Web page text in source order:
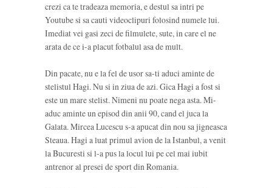
crezi ca te tradeaza memoria, e destul sa intri pe
Youtube si sa cauti videoclipuri folosind numele lui.
Imediat vei gasi zeci de filmulete, sute, in care el ne
arata de ce i-a placut fotbalul asa de mult.
Din pacate, nu e la fel de usor sa-ti aduci aminte de
stelistul Hagi. Nu si in ziua de azi. Gica Hagi a fost si
este un mare stelist. Nimeni nu poate nega asta. Mi-
aduc aminte un episod din anii 90, cand el juca la
Galata. Mircea Lucescu s-a apucat din nou sa jigneasca
Steaua. Hagi a luat primul avion de la Istanbul, a venit
la Bucuresti si l-a pus la locul lui pe cel mai iubit
antrenor al presei de sport din Romania.